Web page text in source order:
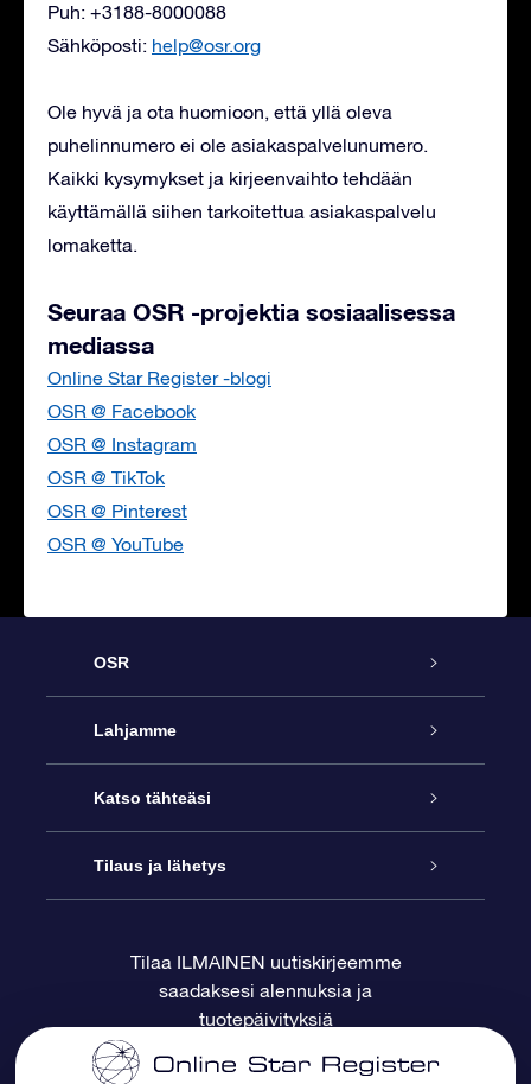
Puh: +3188-8000088
Sähköposti: help@osr.org
Ole hyvä ja ota huomioon, että yllä oleva
puhelinnumero ei ole asiakaspalvelunumero.
Kaikki kysymykset ja kirjeenvaihto tehdään
käyttämällä siihen tarkoitettua asiakaspalvelu
lomaketta.
Seuraa OSR -projektia sosiaalisessa
mediassa
Online Star Register -blogi
OSR @ Facebook
OSR @ Instagram
OSR @ TikTok
OSR @ Pinterest
OSR @ YouTube
OSR
Palvelu
Ota meihin yhteyttä
Blogi
Arvostelut
Lahjamme
Online Star -lahja
OSR-lahjapakkaus
OSR-lahjakortti
Yrityslahjat
Katso tähteäsi
Star Register
Henkilökohtainen Tähtisivu
One Million Stars
Tilaus ja lähetys
Maksutiedot
Toimitustiedot
Tilaa ILMAINEN uutiskirjeemme
saadaksesi alennuksia ja
tuotepäivityksiä